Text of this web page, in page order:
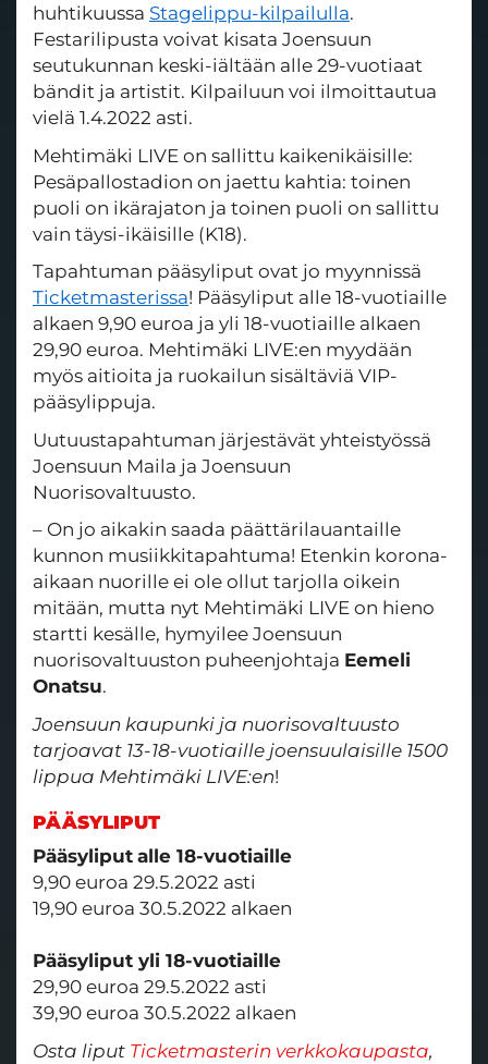
huhtikuussa Stagelippu-kilpailulla.
Festarilipusta voivat kisata Joensuun
seutukunnan keski-iältään alle 29-vuotiaat
bändit ja artistit. Kilpailuun voi ilmoittautua
vielä 1.4.2022 asti.
Mehtimäki LIVE on sallittu kaikenikäisille:
Pesäpallostadion on jaettu kahtia: toinen
puoli on ikärajaton ja toinen puoli on sallittu
vain täysi-ikäisille (K18).
Tapahtuman pääsyliput ovat jo myynnissä
Ticketmasterissa! Pääsyliput alle 18-vuotiaille
alkaen 9,90 euroa ja yli 18-vuotiaille alkaen
29,90 euroa. Mehtimäki LIVE:en myydään
myös aitioita ja ruokailun sisältäviä VIP-
pääsylippuja.
Uutuustapahtuman järjestävät yhteistyössä
Joensuun Maila ja Joensuun
Nuorisovaltuusto.
– On jo aikakin saada päättärilauantaille
kunnon musiikkitapahtuma! Etenkin korona-
aikaan nuorille ei ole ollut tarjolla oikein
mitään, mutta nyt Mehtimäki LIVE on hieno
startti kesälle, hymyilee Joensuun
nuorisovaltuuston puheenjohtaja Eemeli
Onatsu.
Joensuun kaupunki ja nuorisovaltuusto
tarjoavat 13-18-vuotiaille joensuulaisille 1500
lippua Mehtimäki LIVE:en!​​​​​​​
PÄÄSYLIPUT
Pääsyliput alle 18-vuotiaille
9,90 euroa 29.5.2022 asti
19,90 euroa 30.5.2022 alkaen
Pääsyliput yli 18-vuotiaille
29,90 euroa 29.5.2022 asti
39,90 euroa 30.5.2022 alkaen
Osta liput Ticketmasterin verkkokaupasta,